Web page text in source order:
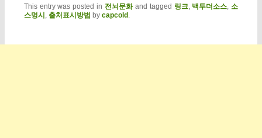
This entry was posted in 전뇌문화and tagged 링크 백투더소스 소
스명시 출처표시방법 by capcold.